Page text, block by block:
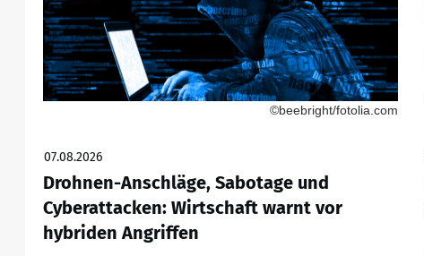
©beebright/fotolia.com
07.08.2026
Drohnen-Anschläge, Sabotage und
Cyberattacken: Wirtschaft warnt vor
hybriden Angriffen